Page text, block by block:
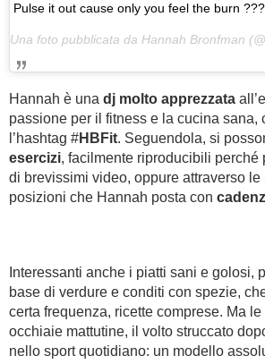
Pulse it out cause only you feel the burn
Hannah è una dj molto apprezzata
passione per il fitness e la cucina sana,
l’hashtag #HBFit. Seguendola, si
esercizi, facilmente riproducibili perché
di brevissimi video, oppure attraverso
posizioni che Hannah posta con
Interessanti anche i piatti sani e golosi,
base di verdure e conditi con spezie,
certa frequenza, ricette comprese. Ma
occhiaie mattutine, il volto struccato
nello sport quotidiano: un modello